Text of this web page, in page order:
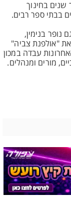
שנים בחינוך
בבתי ספר רבים.
בנימין,
"אולפנת צביה"
ענק בקרוב. ב15 שנים האחרונות עבדה במכון
מורים ומנהלים.